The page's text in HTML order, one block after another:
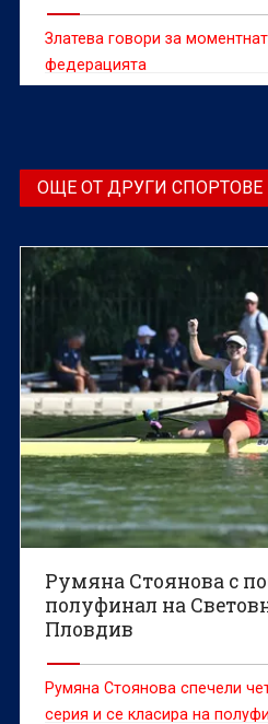
Златева говори за
федерацията
ОЩЕ ОТ ДРУГИ СПОРТОВЕ
Румяна Стоянова с
полуфинал на
Пловдив
Румяна Стоянова спечели
серия и се класира на